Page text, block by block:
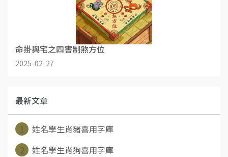
命掛與宅之四害制煞方位
2025-02-27
最新文章
1
姓名學生肖豬喜用字庫
2
姓名學生肖狗喜用字庫